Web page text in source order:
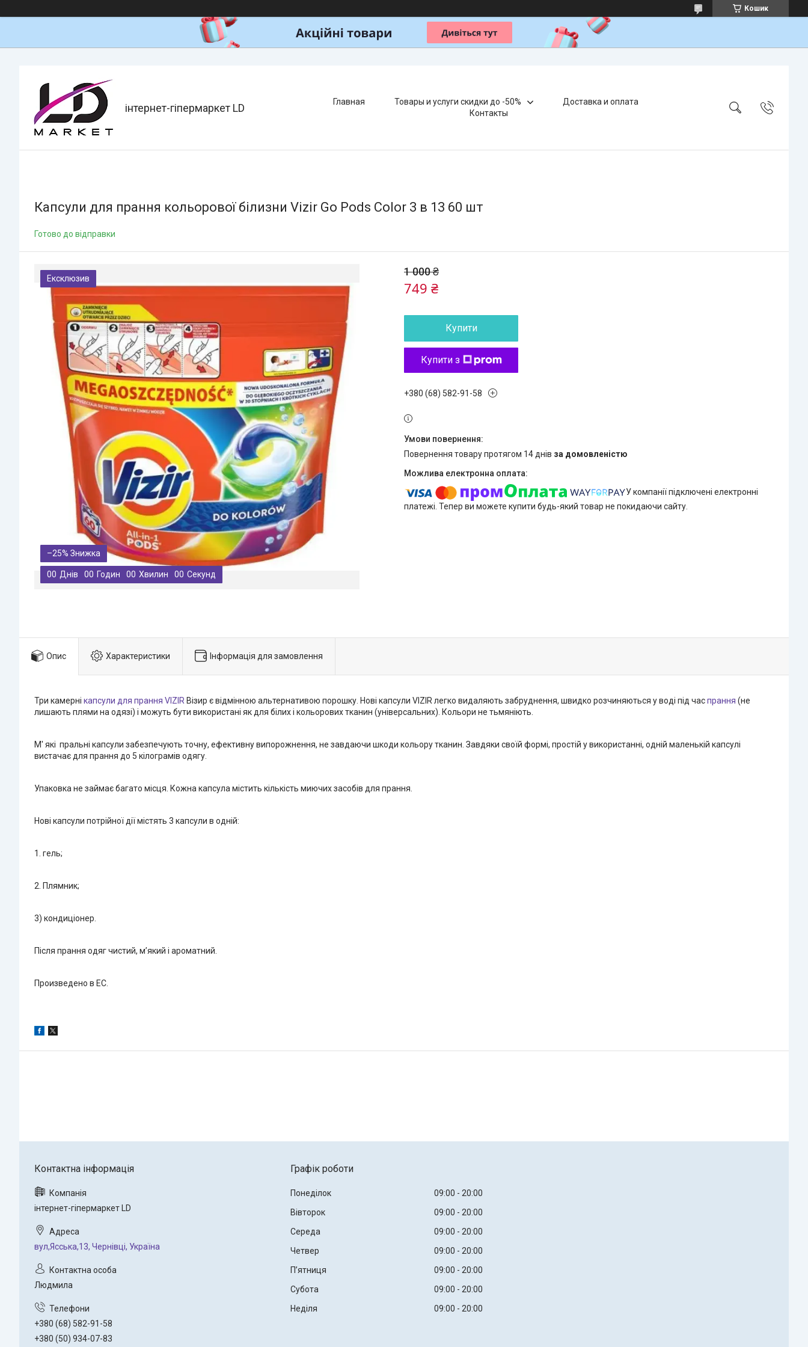
Кошик
інтернет-гіпермаркет LD Главная Товары и услуги скидки до -50%
Доставка и оплата
Контакты
Капсули для прання кольорової білизни Vizir Go Pods Color 3 в 13 60 шт
Готово до відправки
Ексклюзив
–25%
00 Днів 00 Годин 00 Хвилин 00 Секунд
1 000 ₴
749 ₴
Купити
Купити з
+380 (68) 582-91-58
повернення товару протягом 14 днів за домовленістю
У компанії підключені електронні
платежі. Тепер ви можете купити будь-який товар не покидаючи сайту.
Опис Характеристики Інформація для замовлення
Три камерні капсули для прання VIZIR Візир є відмінною альтернативою порошку. Нові капсули VIZIR легко видаляють забруднення, швидко розчиняються у воді під часпрання (не
лишають плями на одязі) і можуть бути використані як для білих і кольорових тканин (універсальних). Кольори не тьмяніють.
М' які пральні капсули забезпечують точну, ефективну випорожнення, не завдаючи шкоди кольору тканин. Завдяки своїй формі, простій у використанні, одній маленькій капсулі
вистачає для прання до 5 кілограмів одягу.
Упаковка не займає багато місця. Кожна капсула містить кількість миючих засобів для прання.
Нові капсули потрійної дії містять 3 капсули в одній:
1. гель;
2. Плямник;
3) кондиціонер.
Після прання одяг чистий, м’який і ароматний.
Произведено в ЕС.
інтернет-гіпермаркет LD
вул,Ясська,13, Чернівці, Україна
Людмила
+380 (68) 582-91-58
+380 (50) 934-07-83
Графік роботи
Понеділок 09:00
20:00
Вівторок
09:00
20:00
Середа
09:00
20:00
Четвер
09:00
20:00
Пʼятниця
09:00
20:00
Субота
09:00
20:00
Неділя
09:00 20:00